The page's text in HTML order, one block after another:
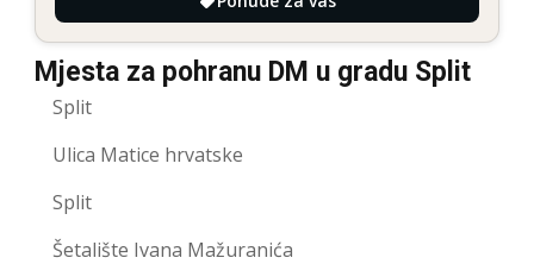
Mjesta za pohranu DM u gradu Split
Split
Ulica Matice hrvatske
Split
Šetalište Ivana Mažuranića